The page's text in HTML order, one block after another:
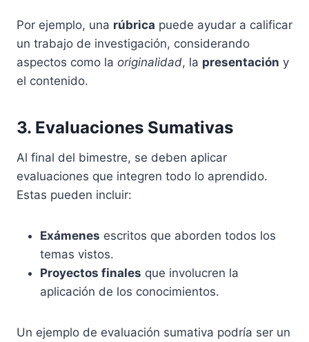
Por ejemplo, una rúbrica puede ayudar a calificar
un trabajo de investigación, considerando
aspectos como la originalidad, la presentación y
el contenido.
3. Evaluaciones Sumativas
Al final del bimestre, se deben aplicar
evaluaciones que integren todo lo aprendido.
Estas pueden incluir:
Exámenes escritos que aborden todos los
temas vistos.
Proyectos finales que involucren la
aplicación de los conocimientos.
Un ejemplo de evaluación sumativa podría ser un